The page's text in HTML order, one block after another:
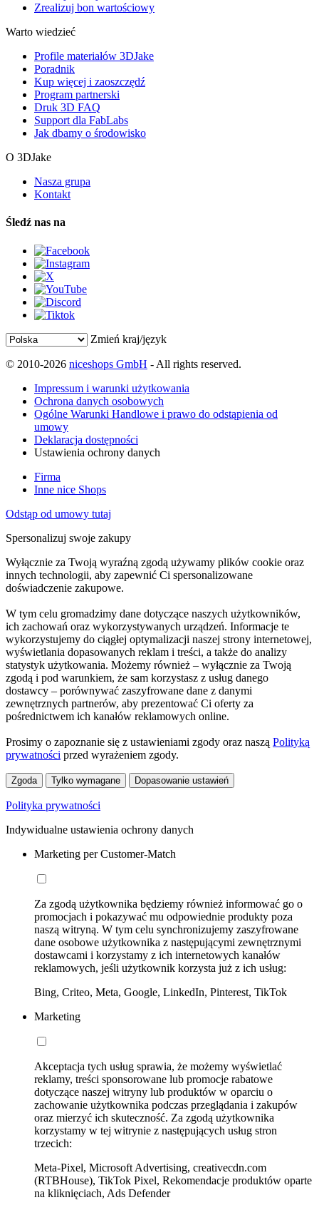
Zrealizuj bon wartościowy
Warto wiedzieć
Profile materiałów 3DJake
Poradnik
Kup więcej i zaoszczędź
Program partnerski
Druk 3D FAQ
Support dla FabLabs
Jak dbamy o środowisko
O 3DJake
Nasza grupa
Kontakt
Śledź nas na
Zmień kraj/język
© 2010-2026 niceshops GmbH - All rights reserved.
Impressum i warunki użytkowania
Ochrona danych osobowych
Ogólne Warunki Handlowe i prawo do odstąpienia od
umowy
Deklaracja dostępności
Ustawienia ochrony danych
Firma
Inne nice Shops
Odstąp od umowy tutaj
Spersonalizuj swoje zakupy
Wyłącznie za Twoją wyraźną zgodą używamy plików cookie oraz
innych technologii, aby zapewnić Ci spersonalizowane
doświadczenie zakupowe.
W tym celu gromadzimy dane dotyczące naszych użytkowników,
ich zachowań oraz wykorzystywanych urządzeń. Informacje te
wykorzystujemy do ciągłej optymalizacji naszej strony internetowej,
wyświetlania dopasowanych reklam i treści, a także do analizy
statystyk użytkowania. Możemy również – wyłącznie za Twoją
zgodą i pod warunkiem, że sam korzystasz z usług danego
dostawcy – porównywać zaszyfrowane dane z danymi
zewnętrznych partnerów, aby prezentować Ci oferty za
pośrednictwem ich kanałów reklamowych online.
Prosimy o zapoznanie się z ustawieniami zgody oraz naszą Polityką
prywatności przed wyrażeniem zgody.
Zgoda Tylko wymagane Dopasowanie ustawień
Polityka prywatności
Indywidualne ustawienia ochrony danych
Marketing per Customer-Match
Za zgodą użytkownika będziemy również informować go o
promocjach i pokazywać mu odpowiednie produkty poza
naszą witryną. W tym celu synchronizujemy zaszyfrowane
dane osobowe użytkownika z następującymi zewnętrznymi
dostawcami i korzystamy z ich internetowych kanałów
reklamowych, jeśli użytkownik korzysta już z ich usług:
Bing, Criteo, Meta, Google, LinkedIn, Pinterest, TikTok
Marketing
Akceptacja tych usług sprawia, że możemy wyświetlać
reklamy, treści sponsorowane lub promocje rabatowe
dotyczące naszej witryny lub produktów w oparciu o
zachowanie użytkownika podczas przeglądania i zakupów
oraz mierzyć ich skuteczność. Za zgodą użytkownika
korzystamy w tej witrynie z następujących usług stron
trzecich:
Meta-Pixel, Microsoft Advertising, creativecdn.com
(RTBHouse), TikTok Pixel, Rekomendacje produktów oparte
na kliknięciach, Ads Defender